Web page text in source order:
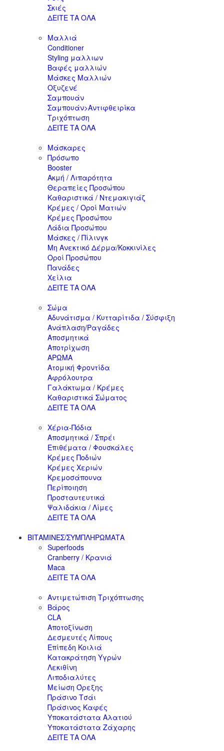
Σκιές
ΔΕΙΤΕ ΤΑ ΟΛΑ
Μαλλιά
Conditioner
Styling μαλλιων
Βαφές μαλλιών
Μάσκες Μαλλιών
Οξυζενέ
Σαμπουάν
Σαμπουάν>Αντιφθειρίκα
Τριχόπτωση
ΔΕΙΤΕ ΤΑ ΟΛΑ
Μάσκαρες
Πρόσωπο
Booster
Ακμή / Λιπαρότητα
Θεραπείες Προσώπου
Καθαριστικά / Ντεμακιγιάζ
Κρέμες / Οροί Ματιών
Κρέμες Προσώπου
Λάδια Προσώπου
Μάσκες / Πίλινγκ
Μη Ανεκτικό Δέρμα/Κοκκινίλες
Οροί Προσώπου
Πανάδες
Χείλια
ΔΕΙΤΕ ΤΑ ΟΛΑ
Σώμα
Αδυνάτισμα / Κυτταρίτιδα / Σύσφιξη
Ανάπλαση/Ραγάδες
Αποσμητικά
Αποτρίχωση
ΑΡΩΜΑ
Ατομική Φροντίδα
Αφρόλουτρα
Γαλάκτωμα / Κρέμες
Καθαριστικά Σώματος
ΔΕΙΤΕ ΤΑ ΟΛΑ
Χέρια-Πόδια
Αποσμητικά / Σπρέι
Επιθέματα / Φουσκάλες
Κρέμες Ποδιών
Κρέμες Χεριών
Κρεμοσάπουνα
Περίποιηση
Προσταυτευτικά
Ψαλιδάκια / Λίμες
ΔΕΙΤΕ ΤΑ ΟΛΑ
ΒΙΤΑΜΙΝΕΣ/ΣΥΜΠΛΗΡΩΜΑΤΑ
Superfoods
Cranberry / Κρανιά
Maca
ΔΕΙΤΕ ΤΑ ΟΛΑ
Αντιμετώπιση Τριχόπτωσης
Βάρος
CLA
Αποτοξίνωση
Δεσμευτές Λίπους
Επίπεδη Κοιλιά
Κατακράτηση Υγρών
Λεκιθίνη
Λιποδιαλύτες
Μείωση Όρεξης
Πράσινο Τσάι
Πράσινος Καφές
Υποκατάστατα Αλατιού
Υποκατάστατα Ζάχαρης
ΔΕΙΤΕ ΤΑ ΟΛΑ